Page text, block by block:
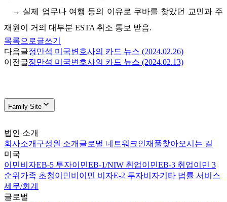
→ 실제 업무나 여행 등의 이유로 쿠바를 찾았던 교민과 주
재원이 거의 대부분 ESTA 취소 통보 받음.
목록으로글쓰기
다음글정만석 미국변호사의 카드 뉴스 (2024.02.26)
이전글정만석 미국변호사의 카드 뉴스 (2024.02.13)
Family Site
법인 소개
회사소개 구성원 소개 글로벌 네트워크인재풀찾아오시는 길
미국
이민비자EB-5 투자이민EB-1/NIW 취업이민EB-3 취업이민 3
순위 가족 초청이민비이민 비자E-2 투자비자기타 법률 서비스
세무/회계
글로벌